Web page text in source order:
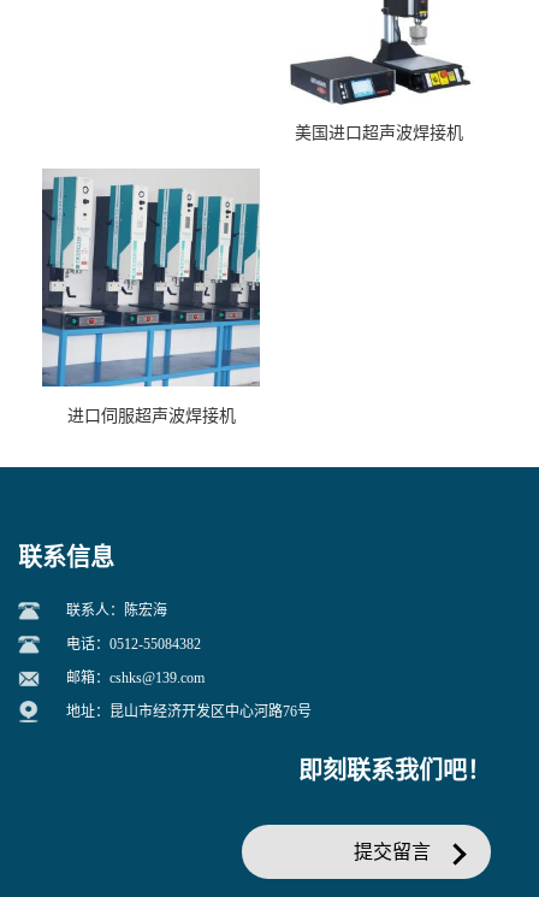
美国进口超声波焊接机
进口伺服超声波焊接机
联系信息
联系人：陈宏海
电话：0512-55084382
邮箱： cshks@139.com
地址：昆山市经济开发区中心河路76号
即刻联系我们吧！
提交留言